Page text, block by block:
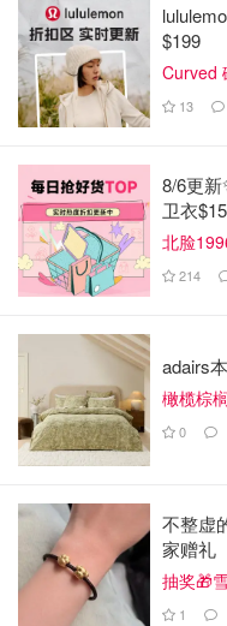
$199
Curved
13
8/6更
卫衣
北脸
214
adairs
橄榄棕
0
不整虚
家赠礼
抽奖🎁
1